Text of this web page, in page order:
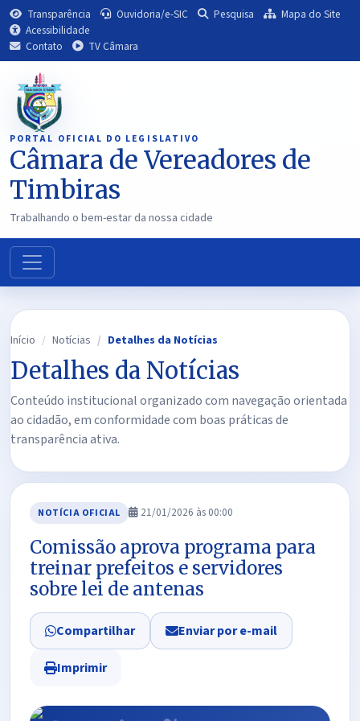
Transparência Ouvidoria/e-SIC Pesquisa
Mapa do Site
Acessibilidade
Contato
TV Câmara
PORTAL OFICIAL DO LEGISLATIVO
Câmara de Vereadores de
Timbiras
Trabalhando o bem-estar da nossa cidade
Início Notícias Detalhes da Notícias
Detalhes da Notícias
Conteúdo institucional organizado com navegação orientada
ao cidadão, em conformidade com boas práticas de
transparência ativa.
NOTÍCIA OFICIAL 21/01/2026 às 00:00
Comissão aprova programa para
treinar prefeitos e servidores
sobre lei de antenas
Compartilhar Enviar por e-mail
Imprimir